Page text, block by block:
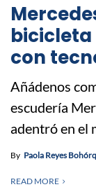
con
Añádenos
escudería
adentró en el
By Paola Reyes
READ MORE